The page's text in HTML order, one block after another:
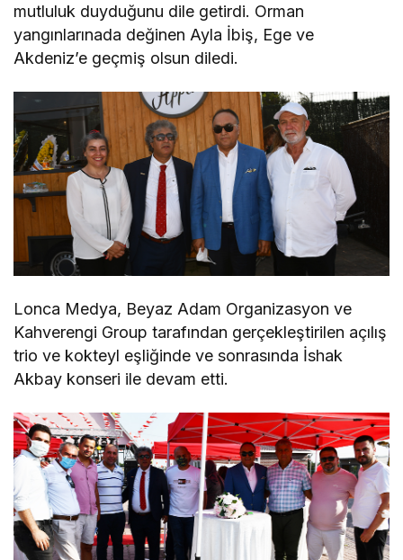
mutluluk duyduğunu dile getirdi. Orman
yangınlarınada değinen Ayla İbiş, Ege ve
Akdeniz’e geçmiş olsun diledi.
Lonca Medya, Beyaz Adam Organizasyon ve
Kahverengi Group tarafından gerçekleştirilen açılış
trio ve kokteyl eşliğinde ve sonrasında İshak
Akbay konseri ile devam etti.